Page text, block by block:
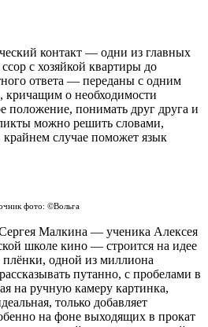
контакт — одни из главных
с хозяйкой квартиры до
ответа — переданы с одним
кричащим о необходимости
положение, понимать друг друга и
можно решить словами,
случае поможет язык
фото: ©Вольга
Малкина — ученика Алексея
школе кино — строится на идее
одной из миллиона
путанно, с пробелами в
на ручную камеру картинка,
только добавляет
на фоне выходящих в прокат